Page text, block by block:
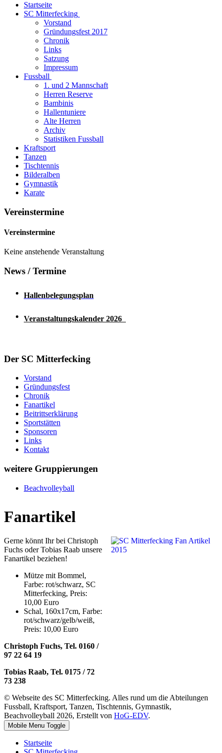
Startseite
SC Mitterfecking
Vorstand
Gründungsfest 2017
Chronik
Links
Satzung
Impressum
Fussball
1. und 2 Mannschaft
Herren Reserve
Bambinis
Hallentuniere
Alte Herren
Archiv
Statistiken Fussball
Kraftsport
Tanzen
Tischtennis
Bilderalben
Gymnastik
Karate
Vereinstermine
Vereinstermine
Keine anstehende Veranstaltung
News / Termine
Hallenbelegungsplan
Veranstaltungskalender 2026
Der SC Mitterfecking
Vorstand
Gründungsfest
Chronik
Fanartikel
Beitrittserklärung
Sportstätten
Sponsoren
Links
Kontakt
weitere Gruppierungen
Beachvolleyball
Fanartikel
Gerne könnt Ihr bei Christoph
Fuchs oder Tobias Raab unsere
Fanartikel beziehen!
Mütze mit Bommel,
Farbe: rot/schwarz, SC
Mitterfecking, Preis:
10,00 Euro
Schal, 160x17cm, Farbe:
rot/schwarz/gelb/weiß,
Preis: 10,00 Euro
Christoph Fuchs, Tel. 0160 /
97 22 64 19
Tobias Raab, Tel. 0175 / 72
73 238
© Webseite des SC Mitterfecking. Alles rund um die Abteilungen
Fussball, Kraftsport, Tanzen, Tischtennis, Gymnastik,
Beachvolleyball 2026, Erstellt von HoG-EDV.
Mobile Menu Toggle
Startseite